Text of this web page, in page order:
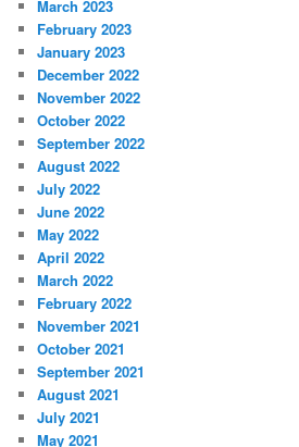
March 2023
February 2023
January 2023
December 2022
November 2022
October 2022
September 2022
August 2022
July 2022
June 2022
May 2022
April 2022
March 2022
February 2022
November 2021
October 2021
September 2021
August 2021
July 2021
May 2021